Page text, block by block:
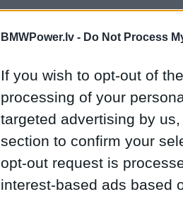
BMWPower.lv - Do Not Process
If you wish to opt-out of
processing of your
targeted advertising by
section to confirm your
opt-out request is
interest-based ads based